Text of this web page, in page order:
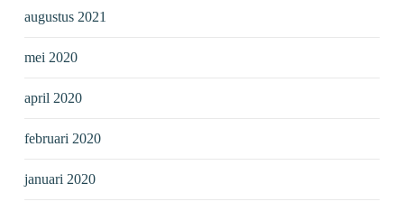
augustus 2021
mei 2020
april 2020
februari 2020
januari 2020